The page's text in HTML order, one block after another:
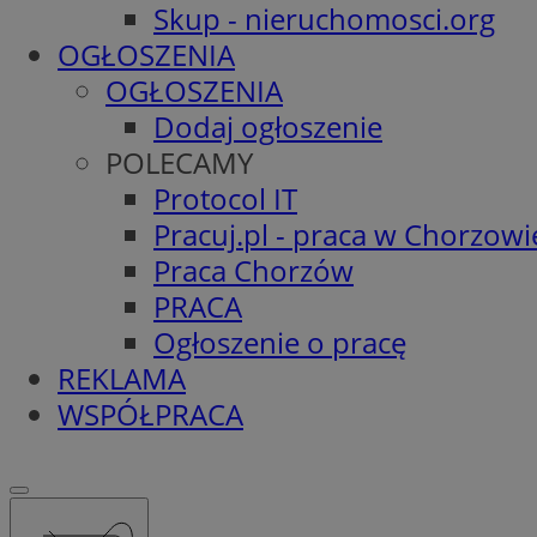
Skup - nieruchomosci.org
OGŁOSZENIA
OGŁOSZENIA
Dodaj ogłoszenie
POLECAMY
Protocol IT
Pracuj.pl - praca w
Praca Chorzów
PRACA
Ogłoszenie o pracę
REKLAMA
WSPÓŁPRACA